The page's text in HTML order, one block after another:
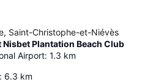
Saint-Christophe-et-Niévès
Nisbet Plantation Beach Club
Airport: 1.3 km
: 6.3 km